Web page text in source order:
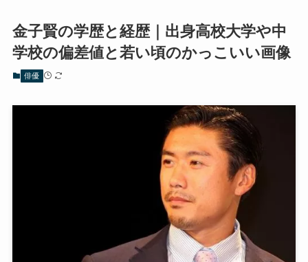
金子賢の学歴と経歴｜出身高校大学や中
学校の偏差値と若い頃のかっこいい画像
俳優